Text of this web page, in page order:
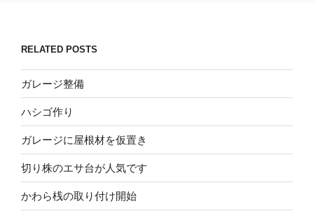
RELATED POSTS
ガレージ整備
ハシゴ作り
ガレージに屋根材を仮置き
切り株のエサ台が人気です
かわら桟の取り付け開始